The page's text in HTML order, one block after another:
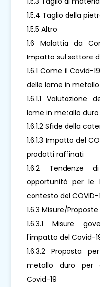
1.5.4 Taglio della
1.5.5 Altro
1.6 Malattia da
Impatto sul settore
1.6.1 Come il Covid-
delle lame in
1.6.1.1 Valutazione
lame in metallo duro
1.6.1.2 Sfide della
1.6.1.3 Impatto del
prodotti raffinati
1.6.2 Tendenze
opportunità per le
contesto del COVID-
1.6.3 Misure/
1.6.3.1 Misure
l'impatto del Covid-
1.6.3.2 Proposta
metallo duro per
Covid-19